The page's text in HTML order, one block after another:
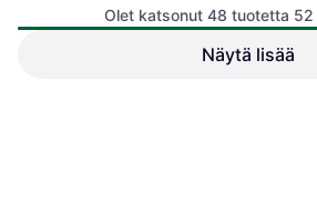
Olet katsonut 48 tuotetta
Näytä lisää